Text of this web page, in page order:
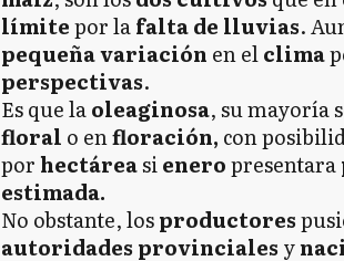
límitepor lafalta de lluvias.
pequeña variación en elclima
perspectivas.
Es que laoleaginosa, su mayoría
floral o enfloración, con
por hectáreasieneropresentara
estimada.
No obstante, losproductores
autoridades provinciales y